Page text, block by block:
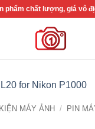
phẩm chất lượng, giá vô
MÁY ẢNH / PIN